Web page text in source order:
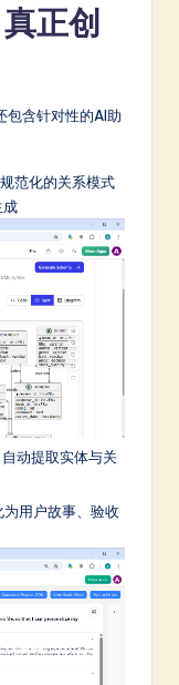
正创
包含针对性的AI助
范化的关系模式
成
动提取实体与关
为用户故事、验收